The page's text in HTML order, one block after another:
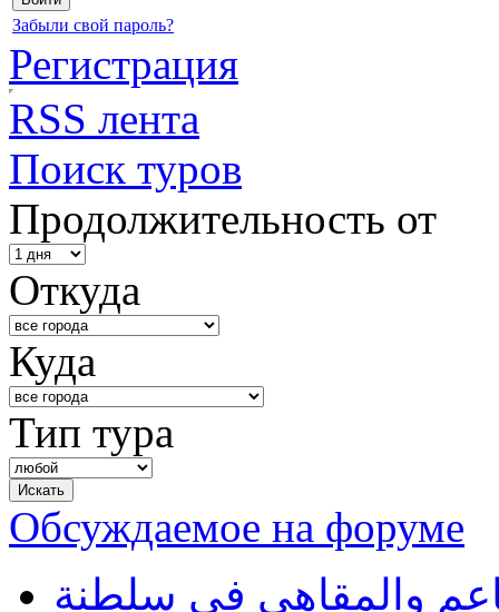
Забыли свой пароль?
Регистрация
RSS лента
Поиск туров
Продолжительность от
Откуда
Куда
Тип тура
Обсуждаемое на форуме
والمقاهي في سلطنة